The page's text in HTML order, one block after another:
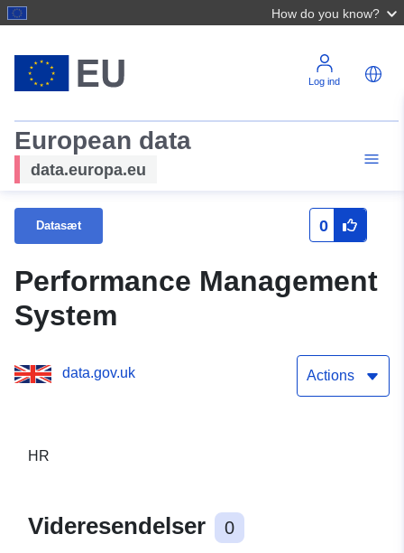
How do you know?
Log ind
European data
data.europa.eu
Datasæt 0
Performance Management
System
data.gov.uk Actions
HR
Videresendelser 0